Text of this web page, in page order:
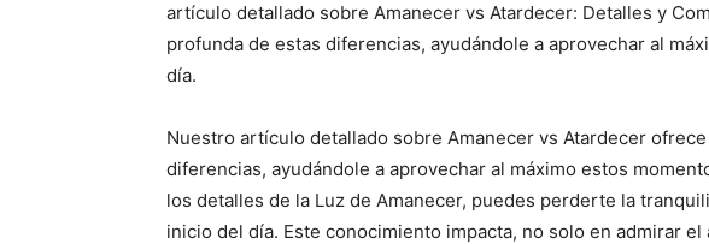
artículo detallado sobre Amanecer vs Atardecer: Detalles y
profunda de estas diferencias, ayudándole a aprovechar al
día.
Nuestro artículo detallado sobre Amanecer vs Atardecer
diferencias, ayudándole a aprovechar al máximo estos
los detalles de la Luz de Amanecer, puedes perderte la
inicio del día. Este conocimiento impacta, no solo en admirar el